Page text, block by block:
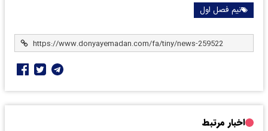
نیم فصل اول
اخبار مرتبط